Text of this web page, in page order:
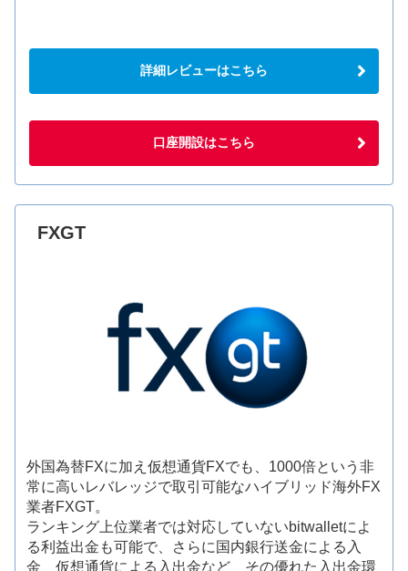
詳細レビューはこちら
口座開設はこちら
FXGT
外国為替FXに加え仮想通貨FXでも、1000倍という非
常に高いレバレッジで取引可能なハイブリッド海外FX
業者FXGT。
ランキング上位業者では対応していないbitwalletによ
る利益出金も可能で、さらに国内銀行送金による入
金、仮想通貨による入出金など、その優れた入出金環